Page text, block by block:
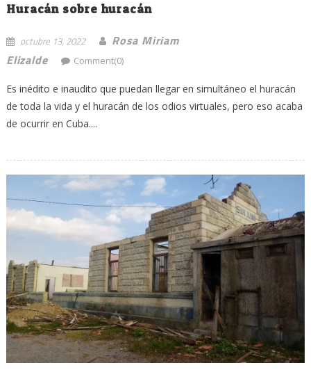
Huracán sobre huracán
octubre 13, 2022
Rosa Miriam
Elizalde
Comment(0)
Es inédito e inaudito que puedan llegar en simultáneo el huracán
de toda la vida y el huracán de los odios virtuales, pero eso acaba
de ocurrir en Cuba....